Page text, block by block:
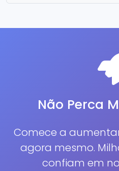
Não Perca
Comece a
agora mesmo.
confiam em